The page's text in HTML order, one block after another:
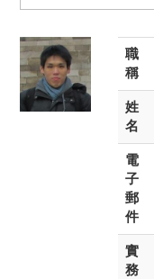
職
稱
姓
名
電
子
郵
件
實
務